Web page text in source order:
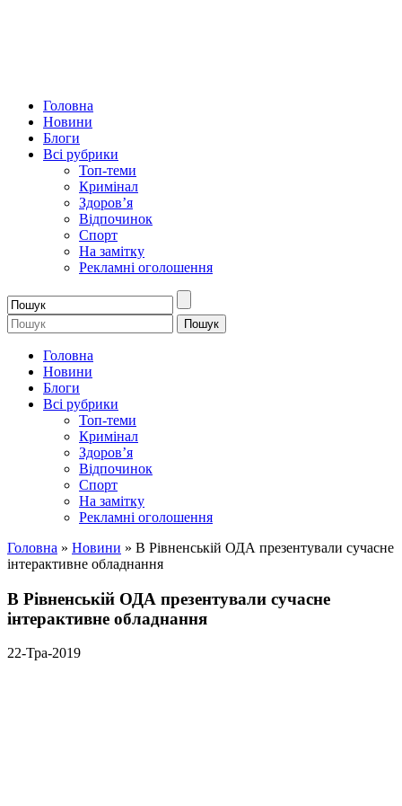
Головна
Новини
Блоги
Всі рубрики
Топ-теми
Кримінал
Здоров’я
Відпочинок
Спорт
На замітку
Рекламні оголошення
Головна
Новини
Блоги
Всі рубрики
Топ-теми
Кримінал
Здоров’я
Відпочинок
Спорт
На замітку
Рекламні оголошення
Головна » Новини » В Рівненській ОДА презентували сучасне
інтерактивне обладнання
В Рівненській ОДА презентували сучасне
інтерактивне обладнання
22-Тра-2019